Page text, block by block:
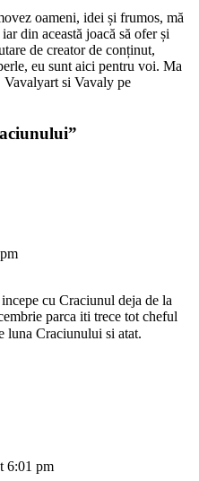
oameni, idei și frumos, mă
din această joacă să ofer și
de creator de conținut,
eu sunt aici pentru voi. Ma
Vavalyart si Vavaly pe
”
cu Craciunul deja de la
parca iti trece tot cheful
luna Craciunului si atat.
6:01 pm